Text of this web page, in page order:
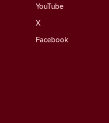
YouTube
X
Facebook